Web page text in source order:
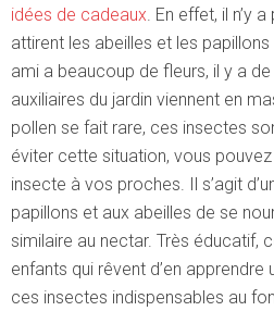
idées de cadeaux . En effet, il n’y
attirent les abeilles et les
ami a beaucoup de fleurs, il y a
auxiliaires du jardin viennent en
pollen se fait rare, ces insectes
éviter cette situation, vous
insecte à vos proches. Il s’agit
papillons et aux abeilles de se
similaire au nectar. Très éducatif,
enfants qui rêvent d’en apprendre
ces insectes indispensables au